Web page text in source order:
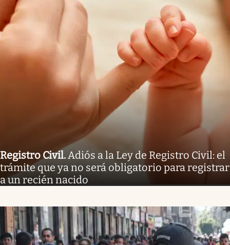
Registro Civil. Adiós a la Ley de Registro Civil: el
trámite que ya no será obligatorio para registrar
a un recién nacido